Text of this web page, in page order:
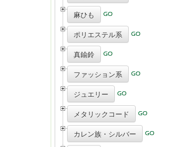
麻ひも
ポリエステル系
真鍮鈴
ファッション系
ジュエリー
メタリックコード
カレン族・シルバー